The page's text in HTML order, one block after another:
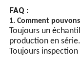
élevées
· Pour les
· Pour les groupes
· Pour tout autre
l'éclairage général